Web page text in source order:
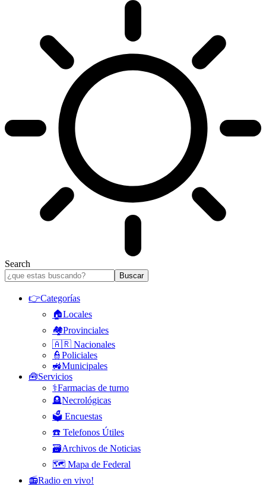
Search
👉Categorías
🏠Locales
🏘️Provinciales
🇦🇷 Nacionales
👮Policiales
🚜Municipales
🧰Servicios
⚕️Farmacias de turno
🪦Necrológicas
🗳️ Encuestas
☎️ Telefonos Útiles
🗃️Archivos de Noticias
🗺️ Mapa de Federal
📻Radio en vivo!